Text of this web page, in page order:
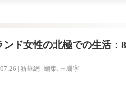
ンド女性の北極での生活：
| 新華網 | 編集: 王珊寧